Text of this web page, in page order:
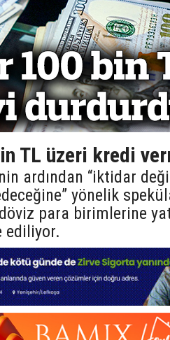
TL üzeri kredi
ardından “iktidar
yönelik
para birimlerine
ediliyor.